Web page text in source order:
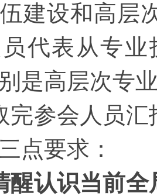
建设和高层
代表从专
是高层次专
完参会人员
点要求：
醒认识当前